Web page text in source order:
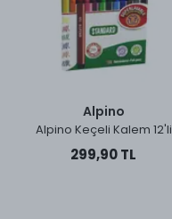
Alpino
Alpino Keçeli Kalem 12'li
299,90 TL